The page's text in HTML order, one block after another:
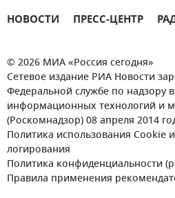
НОВОСТИ ПРЕСС-ЦЕНТР
© 2026 МИА «Россия сегодня»
Сетевое издание РИА Новости
Федеральной службе по надзору
информационных технологий и
(Роскомнадзор) 08 апреля 2014
Политика использования Cookie
логирования
Политика конфиденциальности
Правила применения